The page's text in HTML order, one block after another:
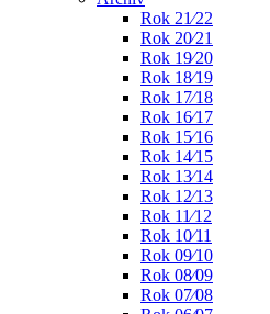
Rok 21⁄22
Rok 20⁄21
Rok 19⁄20
Rok 18⁄19
Rok 17⁄18
Rok 16⁄17
Rok 15⁄16
Rok 14⁄15
Rok 13⁄14
Rok 12⁄13
Rok 11⁄12
Rok 10⁄11
Rok 09⁄10
Rok 08⁄09
Rok 07⁄08